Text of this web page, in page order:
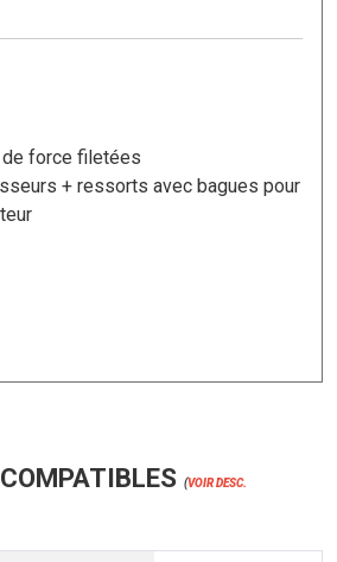
de force filetées
+ ressorts avec bagues pour
(VOIR DESC.